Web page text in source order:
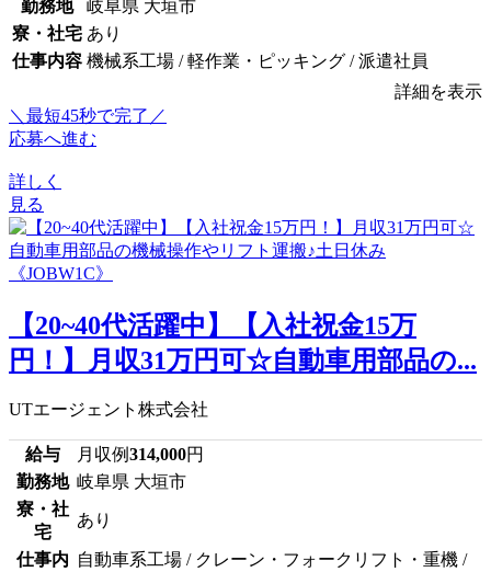
勤務地
岐阜県 大垣市
寮・社宅 あり
仕事内容 機械系工場 / 軽作業・ピッキング / 派遣社員
詳細を表示
＼最短45秒で完了／
応募へ進む
詳しく
見る
【20~40代活躍中】【入社祝金15万
円！】月収31万円可☆自動車用部品の...
UTエージェント株式会社
給与 月収例314,000円
勤務地 岐阜県 大垣市
寮・社
宅
あり
仕事内 自動車系工場 / クレーン・フォークリフト・重機 /